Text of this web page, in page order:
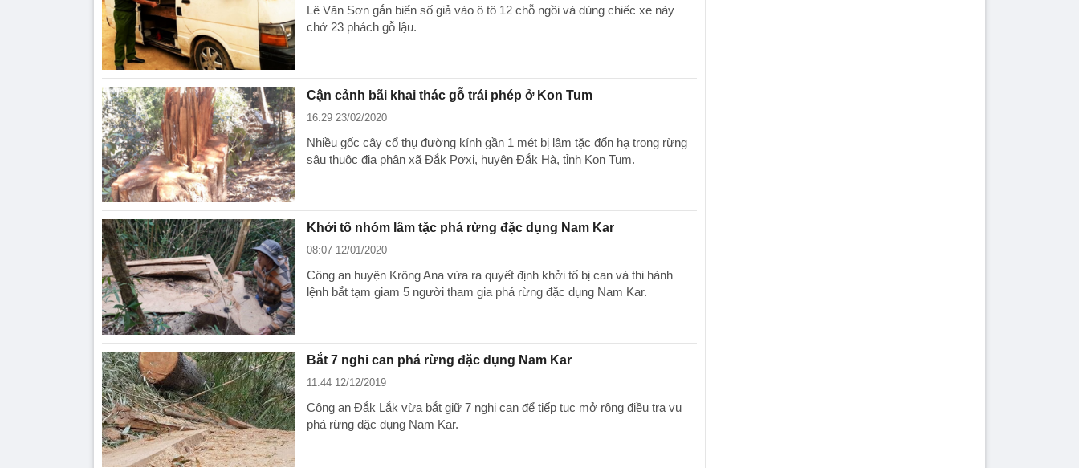
Lê Văn Sơn gắn biển số giả vào ô tô 12 chỗ ngồi và dùng chiếc xe này
chở 23 phách gỗ lậu.
Cận cảnh bãi khai thác gỗ trái phép ở Kon Tum
16:29 23/02/2020
Nhiều gốc cây cổ thụ đường kính gần 1 mét bị lâm tặc đốn hạ trong rừng
sâu thuộc địa phận xã Đắk Pơxi, huyện Đắk Hà, tỉnh Kon Tum.
Khởi tố nhóm lâm tặc phá rừng đặc dụng Nam Kar
08:07 12/01/2020
Công an huyện Krông Ana vừa ra quyết định khởi tố bị can và thi hành
lệnh bắt tạm giam 5 người tham gia phá rừng đặc dụng Nam Kar.
Bắt 7 nghi can phá rừng đặc dụng Nam Kar
11:44 12/12/2019
Công an Đắk Lắk vừa bắt giữ 7 nghi can để tiếp tục mở rộng điều tra vụ
phá rừng đặc dụng Nam Kar.